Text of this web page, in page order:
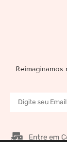
Entre em